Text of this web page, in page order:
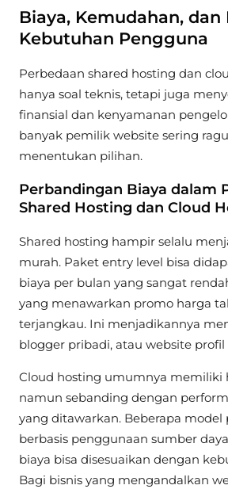
Biaya, Kemudahan, dan
Kebutuhan Pengguna
Perbedaan shared hosting dan
hanya soal teknis, tetapi juga
finansial dan kenyamanan
banyak pemilik website sering
menentukan pilihan.
Perbandingan Biaya dalam
Shared Hosting dan Cloud
Shared hosting hampir selalu
murah. Paket entry level bisa
biaya per bulan yang sangat
yang menawarkan promo harga
terjangkau. Ini menjadikannya
blogger pribadi, atau website profil
Cloud hosting umumnya memiliki
namun sebanding dengan
yang ditawarkan. Beberapa model
berbasis penggunaan sumber
biaya bisa disesuaikan dengan
Bagi bisnis yang mengandalkan